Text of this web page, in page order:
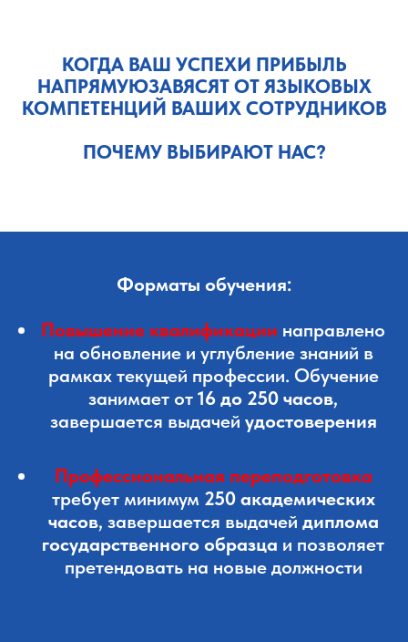
КОГДА ВАШ УСПЕХИ ПРИБЫЛЬ
НАПРЯМУЮЗАВЯСЯТ ОТ ЯЗЫКОВЫХ
КОМПЕТЕНЦИЙ ВАШИХ СОТРУДНИКОВ
ПОЧЕМУ ВЫБИРАЮТ НАС?
Форматы обучения:
Повышение квалификации направлено
на обновление и углубление знаний в
рамках текущей профессии. Обучение
занимает от 16 до 250 часов,
завершается выдачей удостоверения
Профессиональная переподготовка
требует минимум 250 академических
часов, завершается выдачей диплома
государственного образца и позволяет
претендовать на новые должности